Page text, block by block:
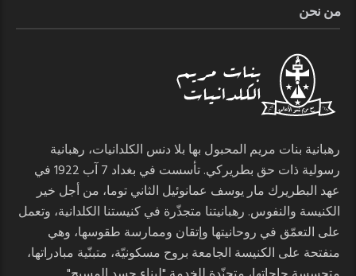
من نحن
رهبانية بنات مريم المحبول بها بلا دنس الكلدانيات، رهبانية
رسولية ذات حق بطريركي. تأسست في بغداد 7 آب 1922 في
عهد البطريرك مار يوسف عمانوئيل الثاني توما، من أجل خير
الكنيسة والنفوس. رهبانيتنا متجذّرة في كنيستنا الكلدانية، وتعمل
على التعمّق في روحانيتها وإتقان وممارسة طقوسها، وهي
منفتحة على الكنيسة الجامعة بروح مسكونيّة، متبنّية مبادراتها،